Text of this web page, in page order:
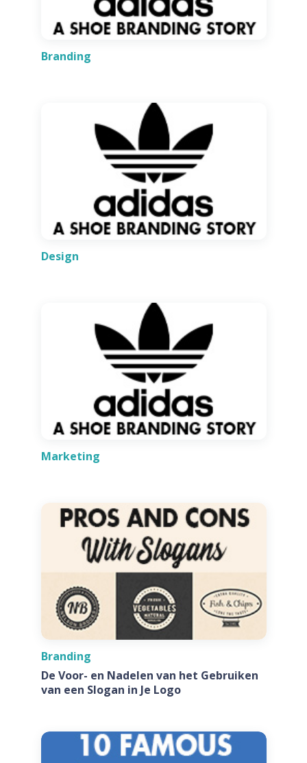
Branding
Design
Marketing
Branding
De Voor- en Nadelen van het Gebruiken
van een Slogan in Je Logo